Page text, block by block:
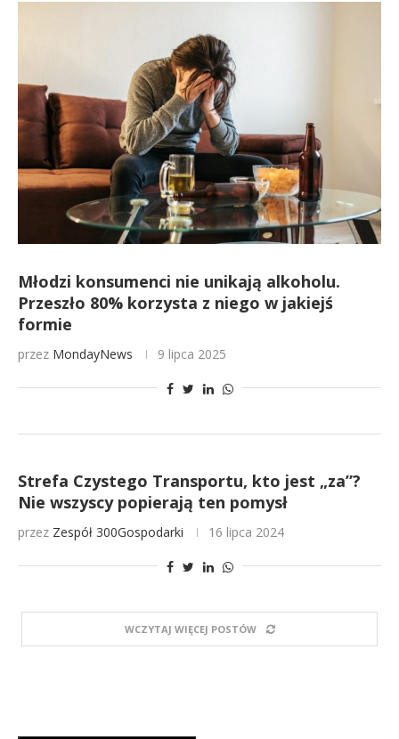
Młodzi konsumenci nie unikają alkoholu.
Przeszło 80% korzysta z niego w jakiejś
formie
przez MondayNews 9 lipca 2025
Strefa Czystego Transportu, kto jest „za”?
Nie wszyscy popierają ten pomysł
przez Zespół 300Gospodarki 16 lipca 2024
WCZYTAJ WIĘCEJ POSTÓW